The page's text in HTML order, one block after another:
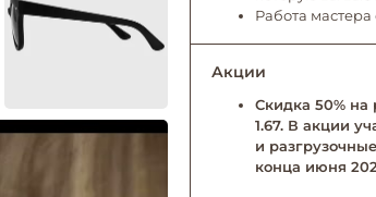
Работа
Акции
Скидка 50% на
1.67. В акции
и
конца июня